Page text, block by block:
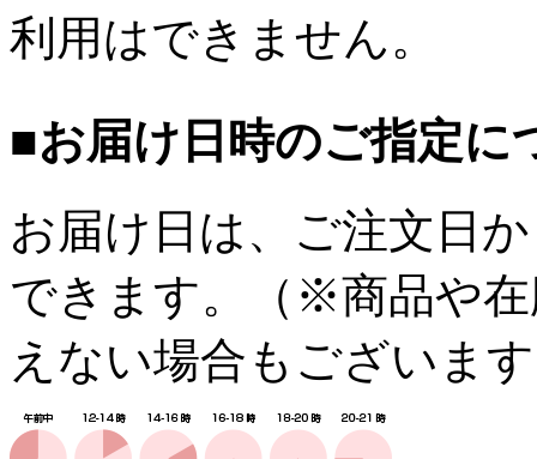
利用はできません。
■お届け日時のご指定に
お届け日は、ご注文日
できます。（※商品や
えない場合もございま